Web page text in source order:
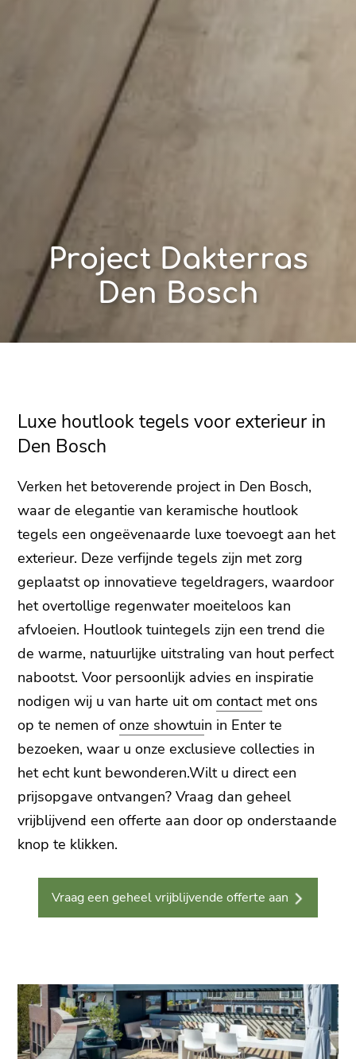
Project Dakterras
Den Bosch
Luxe houtlook tegels voor exterieur in
Den Bosch
Verken het betoverende project in Den Bosch,
waar de elegantie van keramische houtlook
tegels een ongeëvenaarde luxe toevoegt aan het
exterieur. Deze verfijnde tegels zijn met zorg
geplaatst op innovatieve tegeldragers, waardoor
het overtollige regenwater moeiteloos kan
afvloeien. Houtlook tuintegels zijn een trend die
de warme, natuurlijke uitstraling van hout perfect
nabootst. Voor persoonlijk advies en inspiratie
nodigen wij u van harte uit omcontactmet ons
op te nemen ofonze showtuin in Enter te
bezoeken, waar u onze exclusieve collecties in
het echt kunt bewonderen.Wilt u direct een
prijsopgave ontvangen? Vraag dan geheel
vrijblijvend een offerte aan door op onderstaande
knop te klikken.
Vraag een geheel vrijblijvende offerte aan